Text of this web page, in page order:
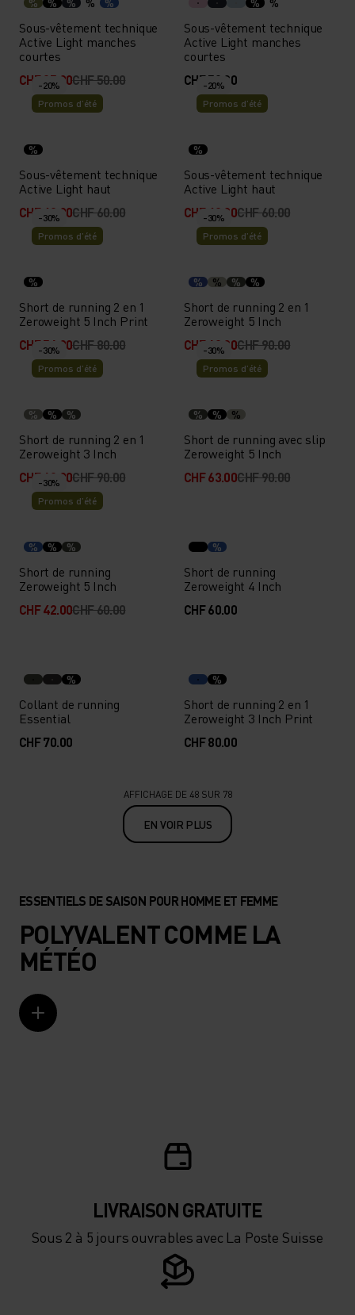
Sous-vêtement technique
Active Light manches
courtes
CHF 35.00CHF 50.00
Sous-vêtement technique
Active Light manches
courtes
CHF 50.00
-20%
Promos d’été
%
Sous-vêtement technique
Active Light haut
CHF 48.00CHF 60.00
-20%
Promos d’été
%
Sous-vêtement technique
Active Light haut
CHF 48.00CHF 60.00
-30%
Promos d’été
%
Short de running 2 en 1
Zeroweight 5 Inch Print
CHF 56.00CHF 80.00
-30%
Promos d’été
% % % %
Short de running 2 en 1
Zeroweight 5 Inch
CHF 63.00CHF 90.00
-30%
Promos d’été
% % %
Short de running 2 en 1
Zeroweight 3 Inch
CHF 63.00CHF 90.00
-30%
Promos d’été
% % %
Short de running avec slip
Zeroweight 5 Inch
CHF 63.00CHF 90.00
-30%
Promos d’été
% % %
Short de running
Zeroweight 5 Inch
CHF 42.00CHF 60.00
%
Short de running
Zeroweight 4 Inch
CHF 60.00
%
Collant de running
Essential
CHF 70.00
%
Short de running 2 en 1
Zeroweight 3 Inch Print
CHF 80.00
AFFICHAGE DE 48 SUR 78
EN VOIR PLUS
ESSENTIELS DE SAISON POUR HOMME ET FEMME
POLYVALENT COMME LA
MÉTÉO
LIVRAISON GRATUITE
Sous 2 à 5 jours ouvrables avec La Poste Suisse